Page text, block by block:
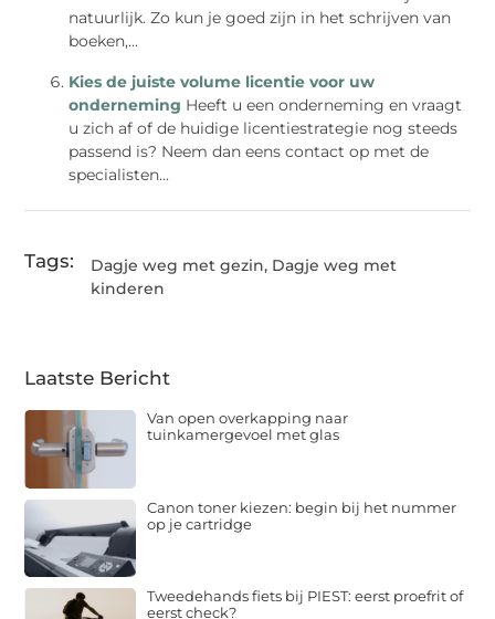
natuurlijk. Zo kun je goed zijn in het schrijven van
boeken,...
Kies de juiste volume licentie voor uw
onderneming Heeft u een onderneming en vraagt
u zich af of de huidige licentiestrategie nog steeds
passend is? Neem dan eens contact op met de
specialisten...
Tags: Dagje weg met gezin, Dagje weg met
kinderen
Laatste Bericht
Van open overkapping naar
tuinkamergevoel met glas
Canon toner kiezen: begin bij het nummer
op je cartridge
Tweedehands fiets bij PIEST: eerst proefrit of
eerst check?